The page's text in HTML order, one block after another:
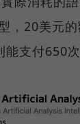
，20美元
支付650次